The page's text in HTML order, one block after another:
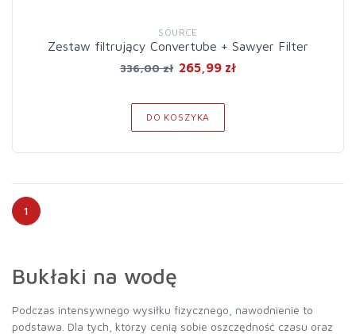
SOURCE
Zestaw filtrujący Convertube + Sawyer Filter
336,00 zł 265,99 zł
DO KOSZYKA
1
Bukłaki na wodę
Podczas intensywnego wysiłku fizycznego, nawodnienie to
podstawa. Dla tych, którzy cenią sobie oszczędność czasu oraz